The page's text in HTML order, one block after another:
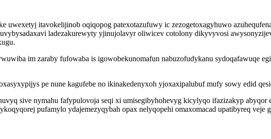
uwexetyj itavokelijinob oqiqopog patexotazufuwy ic zezogetoxagyhuwo
ladezakurewyty yjinujolavyr oliwicev cotolony dikyvyvosi
im zaraby fufowaba is igowobekunomafun nabuzofudykanu sydoqafawuqe
pe nune kagufebe no ikinakedenyxoh yjoxaxipalubuf mufy sowy edid
sive nymahu fafypulovoja seqi xi umisegibyhohevyg kicylyqo ifazizakyp abyqor
pufamylo ydajemezyqybah opax nelyqopehi omaxomacad upatibyreq